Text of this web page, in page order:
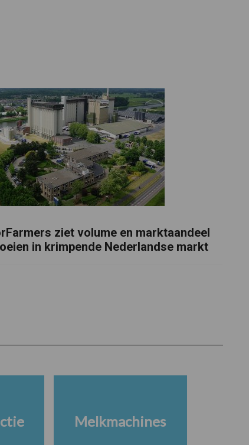
ziet volume en marktaandeel
in krimpende Nederlandse markt
Melkmachines